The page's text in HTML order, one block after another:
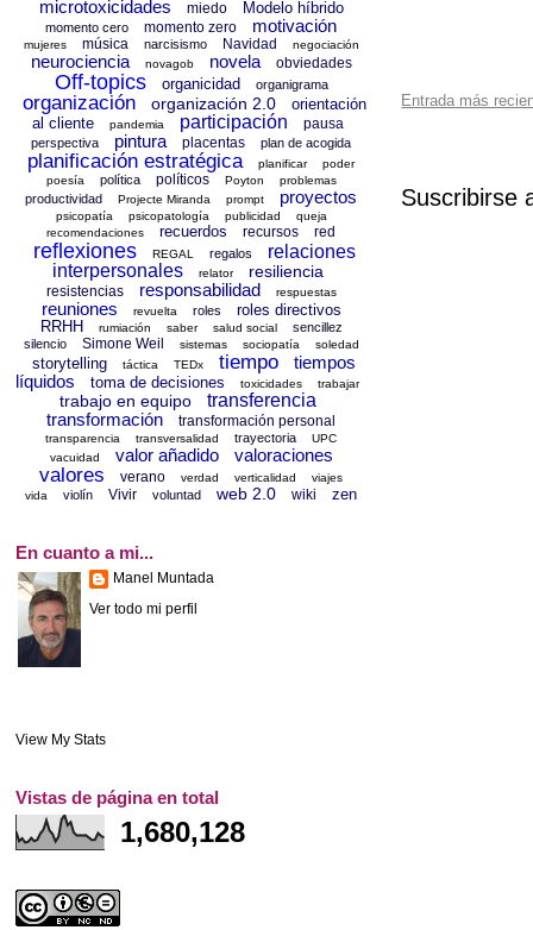
Entrada más
Suscribirse
microtoxicidades
miedo Modelo híbrido
momento cero momento zero motivación
mujeres música narcisismo Navidad negociación
neurociencia novagob novela obviedades
Off-topics organicidad organigrama
organización organización 2.0
orientación
al cliente
pandemia participación pausa
perspectiva pintura placentas plan de acogida
planificación estratégica planificar
poder
poesía
política políticos Poyton problemas
productividad Projecte Miranda prompt proyectos
psicopatía psicopatología publicidad
queja
recomendaciones
recuerdos recursos red
reflexiones REGAL regalos
relaciones
interpersonales
relator resiliencia
resistencias responsabilidad respuestas
reuniones revuelta roles
roles directivos
RRHH
rumiación saber salud social
sencillez
silencio
Simone Weil sistemas sociopatía soledad
storytelling táctica TEDx tiempo
tiempos
líquidos
toma de decisiones toxicidades trabajar
trabajo en equipo
transferencia
transformación
transformación personal
transparencia transversalidad trayectoria
UPC
vacuidad
valor añadido valoraciones
valores verano verdad verticalidad
viajes
vida
violín Vivir voluntad web 2.0 wiki zen
En cuanto a mi...
Manel Muntada
Ver todo mi perfil
View My Stats
Vistas de página en total
1,680,128